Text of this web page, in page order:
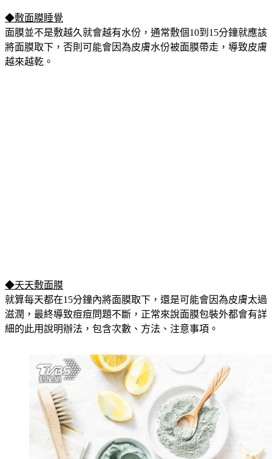
◆敷面膜睡覺
面膜並不是敷越久就會越有水份，通常敷個10到15分鐘就應該
將面膜取下，否則可能會因為皮膚水份被面膜帶走，導致皮膚
越來越乾。
◆天天敷面膜
就算每天都在15分鐘內將面膜取下，還是可能會因為皮膚太過
滋潤，最終導致痘痘問題不斷，正常來說面膜包裝外都會有詳
細的此用說明辦法，包含次數、方法、注意事項。